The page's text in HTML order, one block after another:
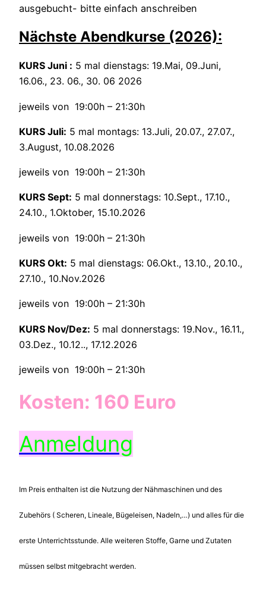
ausgebucht- bitte einfach anschreiben
Nächste Abendkurse (2026):
KURS Juni : 5 mal dienstags: 19.Mai, 09.Juni,
16.06., 23. 06., 30. 06 2026
jeweils von 19:00h – 21:30h
KURS Juli: 5 mal montags: 13.Juli, 20.07., 27.07.,
3.August, 10.08.2026
jeweils von 19:00h – 21:30h
KURS Sept: 5 mal donnerstags: 10.Sept., 17.10.,
24.10., 1.Oktober, 15.10.2026
jeweils von 19:00h – 21:30h
KURS Okt: 5 mal dienstags: 06.Okt., 13.10., 20.10.,
27.10., 10.Nov.2026
jeweils von 19:00h – 21:30h
KURS Nov/Dez: 5 mal donnerstags: 19.Nov., 16.11.,
03.Dez., 10.12.., 17.12.2026
jeweils von 19:00h – 21:30h
Kosten: 160 Euro
Anmeldung
Im Preis enthalten ist die Nutzung der Nähmaschinen und des
Zubehörs ( Scheren, Lineale, Bügeleisen, Nadeln,…) und alles für die
erste Unterrichtsstunde. Alle weiteren Stoffe, Garne und Zutaten
müssen selbst mitgebracht werden.